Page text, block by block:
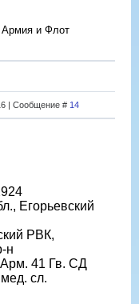
Армия и Флот
| Сообщение # 14
Егорьевский
РВК,
н
41 Гв. СД
сл.